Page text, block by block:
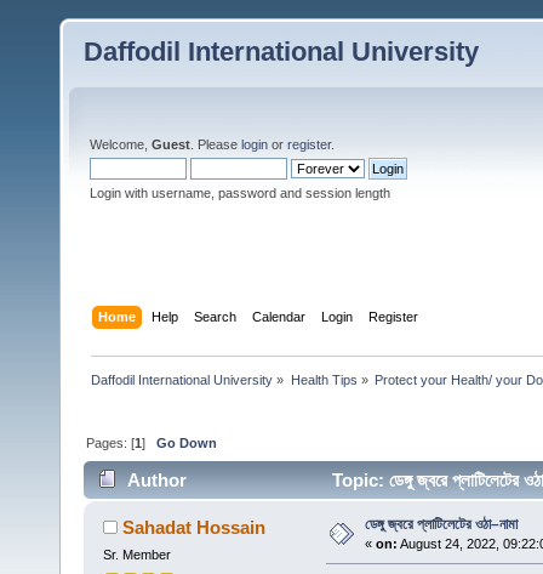
Daffodil International University
Welcome, Guest . Please login or register.
Login with username, password and session length
Home Help Search Calendar Login Register
Daffodil International University » Health Tips » Protect your Health/ your
Pages: [1]Go Down
Author Topic: ডেঙ্গু জ্বরে
Sahadat Hossain
Sr. Member
ডেঙ্গু জ্বরে প্লাটিলেটের ওঠা–নামা
« on: August 24, 2022,